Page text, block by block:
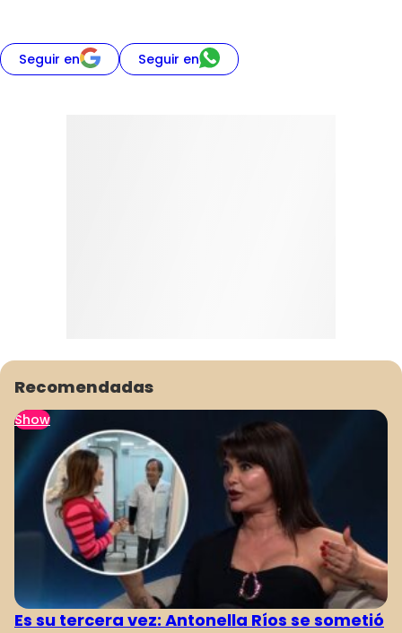
Seguir en Seguir en
Recomendadas
Show
Es su tercera vez: Antonella Ríos se sometió